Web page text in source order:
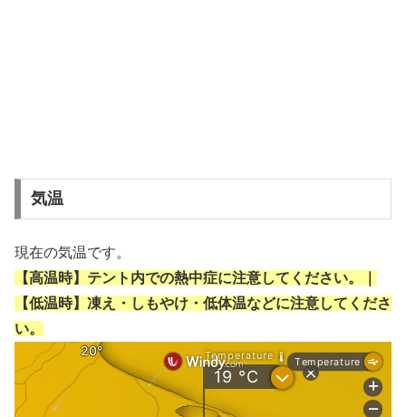
気温
現在の気温です。
【高温時】テント内での熱中症に注意してください。｜
【低温時】凍え・しもやけ・低体温などに注意してくださ
い。